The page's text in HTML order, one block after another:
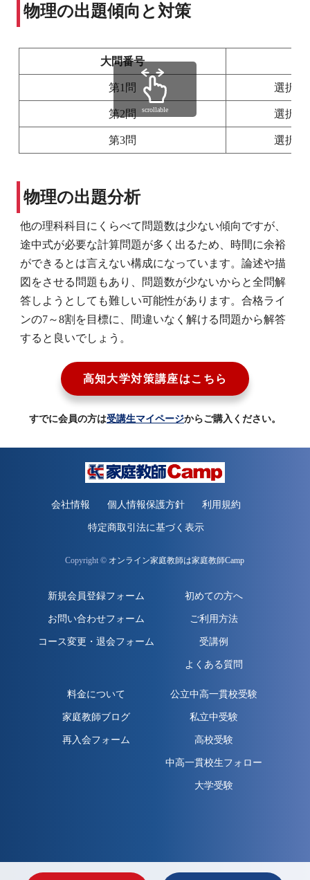
物理の出題傾向と対策
大問番号
第1問 選択・
第2問 選択・
第3問 選択・
scrollable
物理の出題分析
他の理科科目にくらべて問題数は少ない傾向ですが、
途中式が必要な計算問題が多く出るため、時間に余裕
ができるとは言えない構成になっています。論述や描
図をさせる問題もあり、問題数が少ないからと全問解
答しようとしても難しい可能性があります。合格ライ
ンの7～8割を目標に、間違いなく解ける問題から解答
すると良いでしょう。
高知大学対策講座はこちら
すでに会員の方は受講生マイページからご購入ください。
会社情報 個人情報保護方針 利用規約
特定商取引法に基づく表示
Copyright © オンライン家庭教師は家庭教師Camp
新規会員登録フォーム
お問い合わせフォーム
コース変更・退会フォーム
初めての方へ
ご利用方法
受講例
よくある質問
料金について
家庭教師ブログ
再入会フォーム
公立中高一貫校受験
私立中受験
高校受験
中高一貫校生フォロー
大学受験